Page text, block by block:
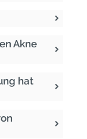
Akne
hat